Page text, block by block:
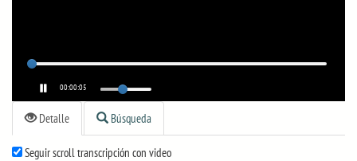
00:00:05
Detalle Búsqueda
Seguir scroll transcripción con video